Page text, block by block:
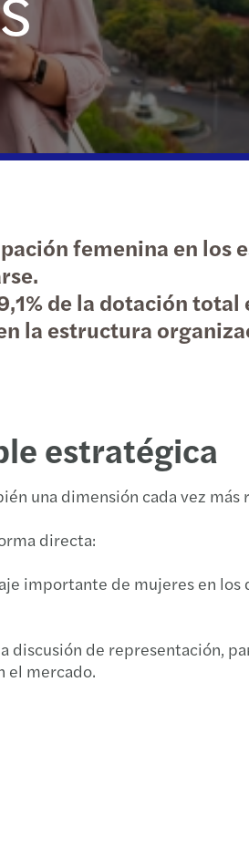
Tax
Con
Ley
ESG
ESG
Ciclo
2019
femenina en los
de la dotación
la estructura
estratégica
una dimensión cada vez
directa:
importante de mujeres en
de representación,
el mercado.